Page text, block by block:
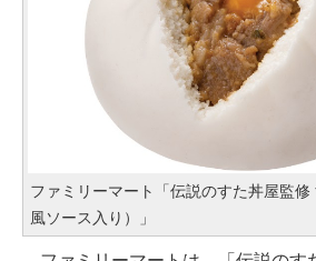
ファミリーマート「伝説のすた丼屋監
風ソース入り）」